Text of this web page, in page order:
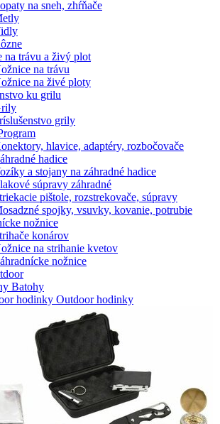
na sneh, zhŕňače
na trávu a živý plot
na trávu
na živé ploty
ku grilu
grily
hlavice, adaptéry, rozbočovače
hadice
a stojany na záhradné hadice
súpravy záhradné
pištole, rozstrekovače, súpravy
spojky, vsuvky, kovanie, potrubie
nožnice
konárov
na strihanie kvetov
nožnice
Batohy
Outdoor hodinky